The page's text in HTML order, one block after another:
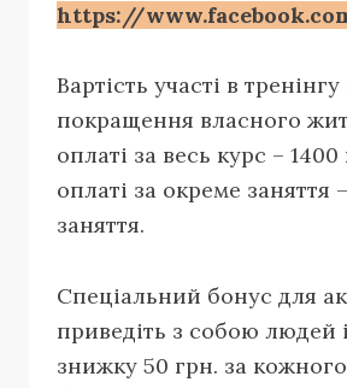
https://
Вартість участі в тренінгу
покращення власного
оплаті за весь курс –
оплаті за окреме заняття
заняття.
Спеціальний бонус для
приведіть з собою людей
знижку 50 грн. за